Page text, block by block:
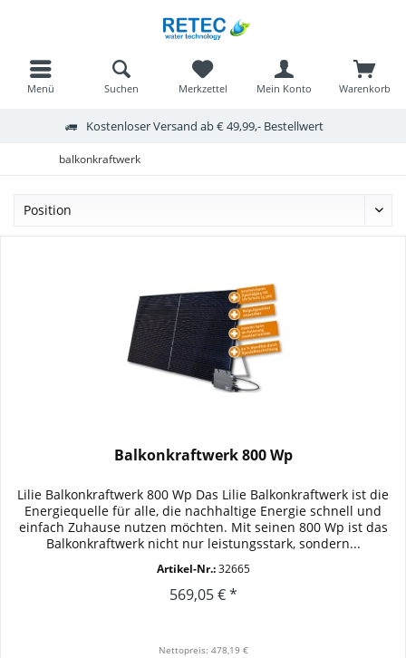
Kostenloser Versand ab € 49,99,- Bestellwert
Menü Warenkorb
Merkzettel Mein Konto
Suchen
balkonkraftwerk
Balkonkraftwerk 800 Wp
Lilie Balkonkraftwerk 800 Wp Das Lilie Balkonkraftwerk ist die
Energiequelle für alle, die nachhaltige Energie schnell und
einfach Zuhause nutzen möchten. Mit seinen 800 Wp ist das
Balkonkraftwerk nicht nur leistungsstark, sondern...
Artikel-Nr.:32665
569,05 € *
Nettopreis: 478,19 €